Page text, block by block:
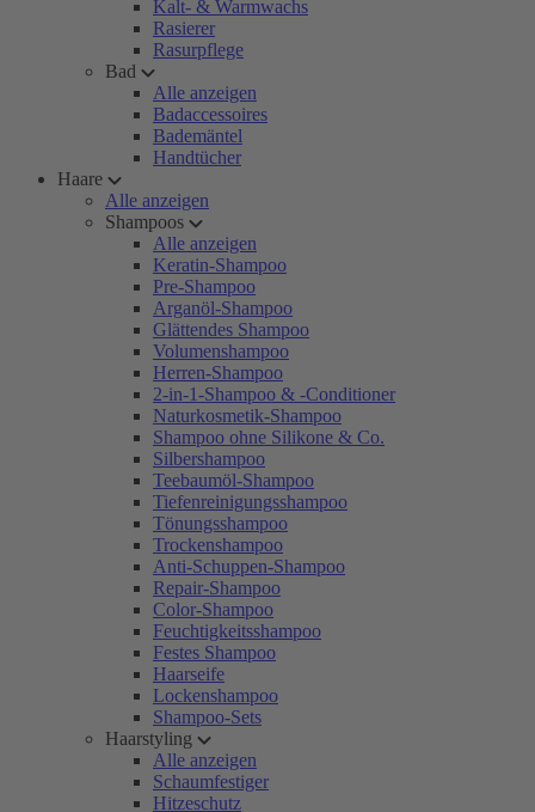
Kalt- & Warmwachs
Rasierer
Rasurpflege
Bad
Alle anzeigen
Badaccessoires
Bademäntel
Handtücher
Haare
Alle anzeigen
Shampoos
Alle anzeigen
Keratin-Shampoo
Pre-Shampoo
Arganöl-Shampoo
Glättendes Shampoo
Volumenshampoo
Herren-Shampoo
2-in-1-Shampoo & -Conditioner
Naturkosmetik-Shampoo
Shampoo ohne Silikone & Co.
Silbershampoo
Teebaumöl-Shampoo
Tiefenreinigungsshampoo
Tönungsshampoo
Trockenshampoo
Anti-Schuppen-Shampoo
Repair-Shampoo
Color-Shampoo
Feuchtigkeitsshampoo
Festes Shampoo
Haarseife
Lockenshampoo
Shampoo-Sets
Haarstyling
Alle anzeigen
Schaumfestiger
Hitzeschutz